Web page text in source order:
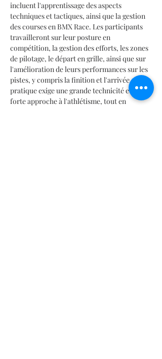
incluent l'apprentissage des aspects
techniques et tactiques, ainsi que la gestion
des courses en BMX Race. Les participants
travailleront sur leur posture en
compétition, la gestion des efforts, les zones
de pilotage, le départ en grille, ainsi que sur
l'amélioration de leurs performances sur les
pistes, y compris la finition et l'arrivée. Cette
pratique exige une grande technicité et une
forte approche à l'athlétisme, tout en